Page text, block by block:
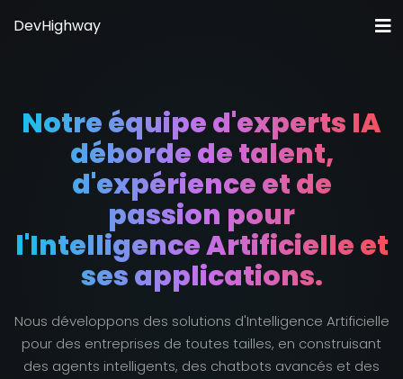
DevHighway
Solutions IA
Tarifs
Projets
Blog
Contact
Notre équipe d'experts IA
déborde de talent,
d'expérience et de
passion pour
l'Intelligence Artificielle et
ses applications.
Nous développons des solutions d'Intelligence Artificielle
pour des entreprises de toutes tailles, en construisant
des agents intelligents, des chatbots avancés et des